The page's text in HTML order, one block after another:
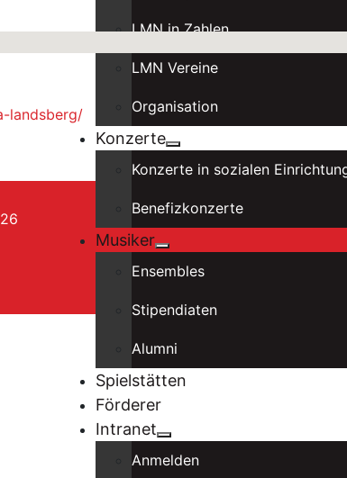
LMN in Zahlen
LMN Vereine
Organisation
Konzerte
Konzerte in sozialen
Benefizkonzerte
Musiker
Ensembles
Stipendiaten
Alumni
Spielstätten
Förderer
Intranet
Anmelden
landsberg/